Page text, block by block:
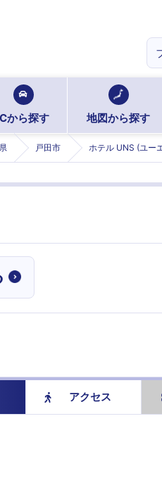
から探す 地図から探す
戸田市 ホテル UNS (ユー
アクセス